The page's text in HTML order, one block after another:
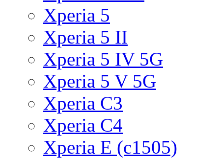
Xperia 5
Xperia 5 II
Xperia 5 IV 5G
Xperia 5 V 5G
Xperia C3
Xperia C4
Xperia E (c1505)